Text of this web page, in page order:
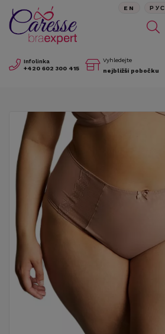
Infolinka
+420 602 300 415
Vyhledejte
nejbližší pobočku
EN РУС